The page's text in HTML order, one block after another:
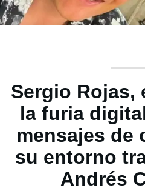
Sergio Rojas,
la furia
mensajes de
su entorno
Andrés